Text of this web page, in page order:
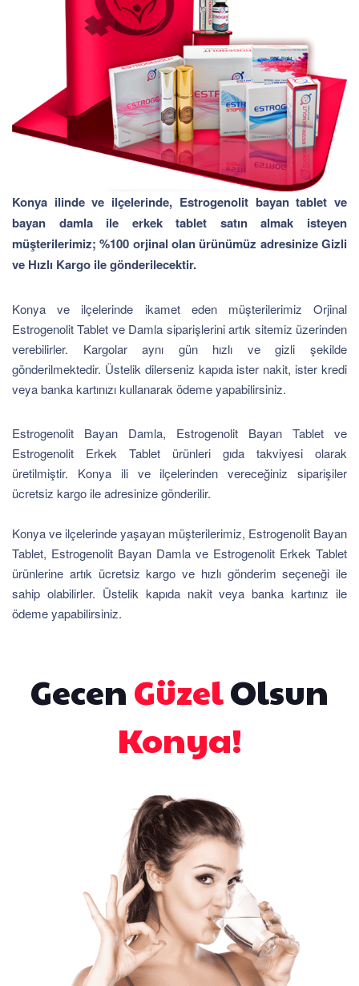
Konya ilinde ve ilçelerinde, Estrogenolit bayan tablet ve
bayan damla ile erkek tablet satın almak isteyen
müşterilerimiz; %100 orjinal olan ürünümüz adresinize Gizli
ve Hızlı Kargo ile gönderilecektir.
Konya ve ilçelerinde ikamet eden müşterilerimiz Orjinal
Estrogenolit Tablet ve Damla siparişlerini artık sitemiz üzerinden
verebilirler. Kargolar aynı gün hızlı ve gizli şekilde
gönderilmektedir. Üstelik dilerseniz kapıda ister nakit, ister kredi
veya banka kartınızı kullanarak ödeme yapabilirsiniz.
Estrogenolit Bayan Damla, Estrogenolit Bayan Tablet ve
Estrogenolit Erkek Tablet ürünleri gıda takviyesi olarak
üretilmiştir. Konya ili ve ilçelerinden vereceğiniz siparişiler
ücretsiz kargo ile adresinize gönderilir.
Konya ve ilçelerinde yaşayan müşterilerimiz, Estrogenolit Bayan
Tablet, Estrogenolit Bayan Damla ve Estrogenolit Erkek Tablet
ürünlerine artık ücretsiz kargo ve hızlı gönderim seçeneği ile
sahip olabilirler. Üstelik kapıda nakit veya banka kartınız ile
ödeme yapabilirsiniz.
GecenGüzelOlsun
Konya!